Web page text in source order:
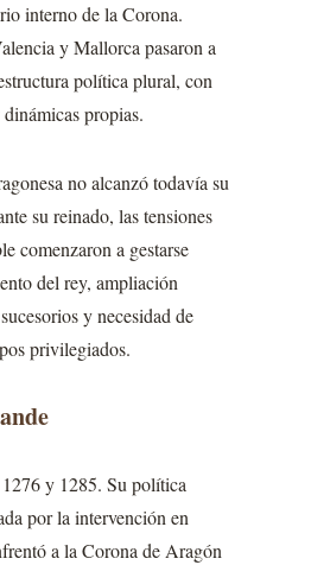
interno de la Corona.
y Mallorca pasaron a
política plural, con
propias.
no alcanzó todavía su
su reinado, las tensiones
comenzaron a gestarse
del rey, ampliación
y necesidad de
privilegiados.
y 1285. Su política
por la intervención en
a la Corona de Aragón